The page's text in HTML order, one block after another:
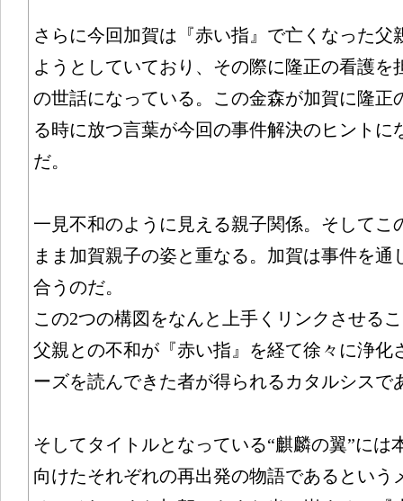
さらに今回加賀は『赤い指』で亡くなった父
ようとしていており、その際に隆正の看護を
の世話になっている。この金森が加賀に隆正
る時に放つ言葉が今回の事件解決のヒントに
だ。
一見不和のように見える親子関係。そしてこ
まま加賀親子の姿と重なる。加賀は事件を通
合うのだ。
この2つの構図をなんと上手くリンクさせる
父親との不和が『赤い指』を経て徐々に浄化
ーズを読んできた者が得られるカタルシスで
そしてタイトルとなっている“麒麟の翼”には
向けたそれぞれの再出発の物語であるという